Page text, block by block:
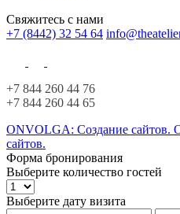
Свяжитесь с нами
+7 (8442) 32 54 64
+7 844 260 44 76
+7 844 260 44 65
ONVOLGA: Создание сайтов.
сайтов.
Форма бронирования
Выберите количество гостей
Выберите дату визита